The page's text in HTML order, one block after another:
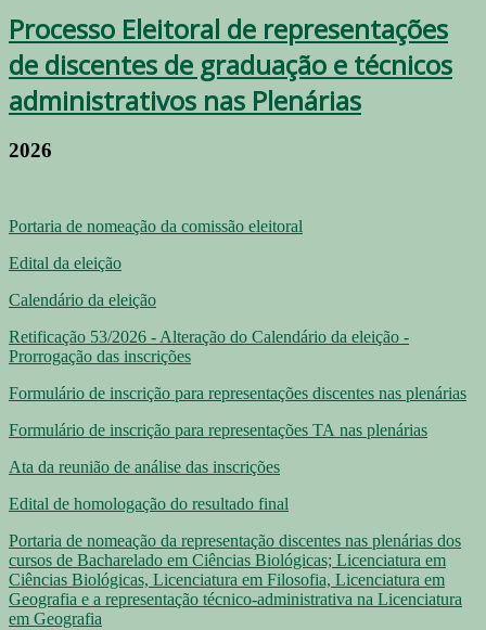
Processo Eleitoral de representações
de discentes de graduação e técnicos
administrativos nas Plenárias
2026
Portaria de nomeação da comissão eleitoral
Edital da eleição
Calendário da eleição
Retificação 53/2026 - Alteração do Calendário da eleição -
Prorrogação das inscrições
Formulário de inscrição para representações discentes nas plenárias
Formulário de inscrição para representações TA nas plenárias
Ata da reunião de análise das inscrições
Edital de homologação do resultado final
Portaria de nomeação da representação discentes nas plenárias dos
cursos de Bacharelado em Ciências Biológicas; Licenciatura em
Ciências Biológicas, Licenciatura em Filosofia, Licenciatura em
Geografia e a representação técnico-administrativa na Licenciatura
em Geografia